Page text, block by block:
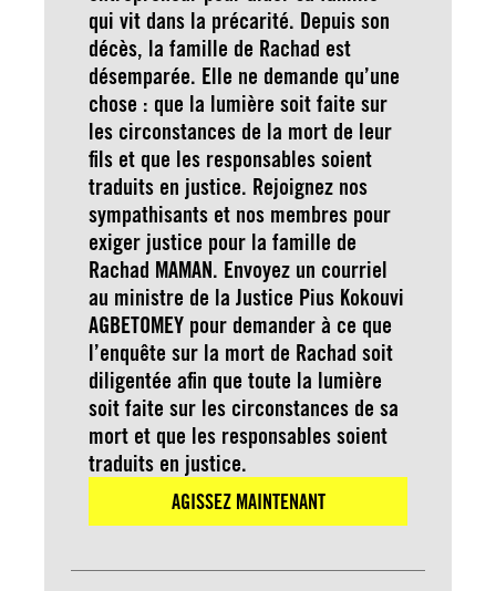
qui vit dans la précarité. Depuis son
décès, la famille de Rachad est
désemparée. Elle ne demande qu’une
chose : que la lumière soit faite sur
les circonstances de la mort de leur
fils et que les responsables soient
traduits en justice. Rejoignez nos
sympathisants et nos membres pour
exiger justice pour la famille de
Rachad MAMAN. Envoyez un courriel
au ministre de la Justice Pius Kokouvi
AGBETOMEY pour demander à ce que
l’enquête sur la mort de Rachad soit
diligentée afin que toute la lumière
soit faite sur les circonstances de sa
mort et que les responsables soient
traduits en justice.
AGISSEZ MAINTENANT